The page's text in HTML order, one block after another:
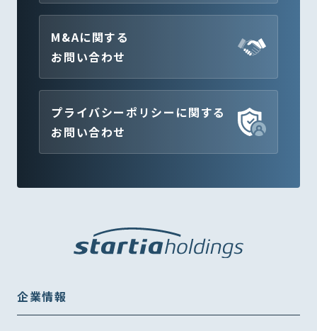
M&Aに関する
お問い合わせ
プライバシーポリシーに関する
お問い合わせ
企業情報